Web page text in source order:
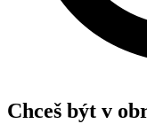
Chceš být v